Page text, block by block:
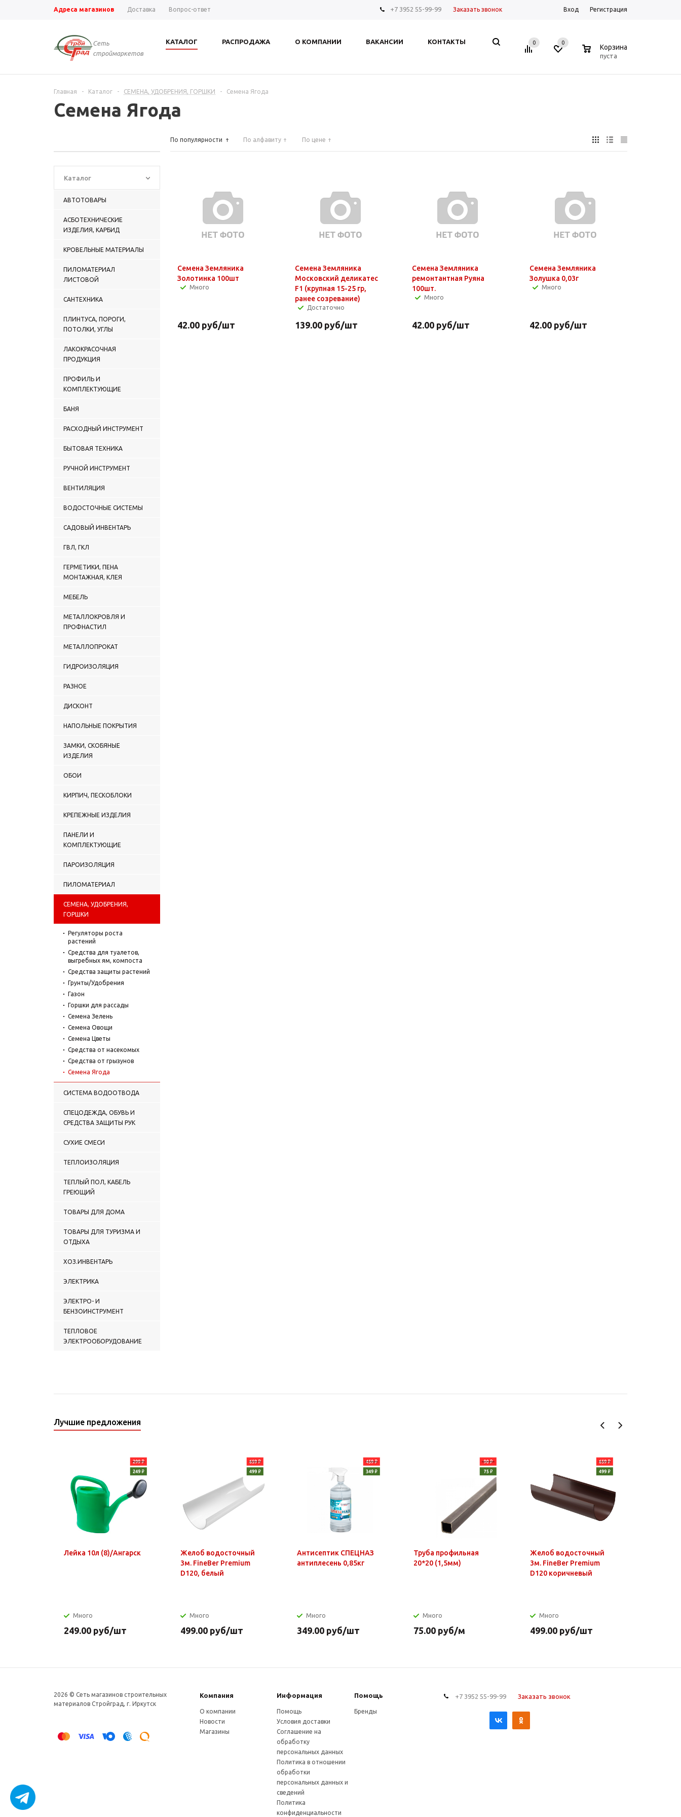
Адреса магазинов Доставка Вопрос-ответ +7 3952 55-99-99 Заказать звонок Вход Регистрация
Сеть
строймаркетов
КАТАЛОГ РАСПРОДАЖА О КОМПАНИИ ВАКАНСИИ КОНТАКТЫ 0 0
Корзина
пуста
Главная - Каталог - СЕМЕНА, УДОБРЕНИЯ, ГОРШКИ - Семена Ягода
Семена Ягода
Каталог
АВТОТОВАРЫ
АСБОТЕХНИЧЕСКИЕ
ИЗДЕЛИЯ, КАРБИД
КРОВЕЛЬНЫЕ МАТЕРИАЛЫ
ПИЛОМАТЕРИАЛ
ЛИСТОВОЙ
САНТЕХНИКА
ПЛИНТУСА, ПОРОГИ,
ПОТОЛКИ, УГЛЫ
ЛАКОКРАСОЧНАЯ
ПРОДУКЦИЯ
ПРОФИЛЬ И
КОМПЛЕКТУЮЩИЕ
БАНЯ
РАСХОДНЫЙ ИНСТРУМЕНТ
БЫТОВАЯ ТЕХНИКА
РУЧНОЙ ИНСТРУМЕНТ
ВЕНТИЛЯЦИЯ
ВОДОСТОЧНЫЕ СИСТЕМЫ
САДОВЫЙ ИНВЕНТАРЬ
ГВЛ, ГКЛ
ГЕРМЕТИКИ, ПЕНА
МОНТАЖНАЯ, КЛЕЯ
МЕБЕЛЬ
МЕТАЛЛОКРОВЛЯ И
ПРОФНАСТИЛ
МЕТАЛЛОПРОКАТ
ГИДРОИЗОЛЯЦИЯ
РАЗНОЕ
ДИСКОНТ
НАПОЛЬНЫЕ ПОКРЫТИЯ
ЗАМКИ, СКОБЯНЫЕ
ИЗДЕЛИЯ
ОБОИ
КИРПИЧ, ПЕСКОБЛОКИ
КРЕПЕЖНЫЕ ИЗДЕЛИЯ
ПАНЕЛИ И
КОМПЛЕКТУЮЩИЕ
ПАРОИЗОЛЯЦИЯ
ПИЛОМАТЕРИАЛ
СЕМЕНА, УДОБРЕНИЯ,
ГОРШКИ
Регуляторы роста
растений
Средства для туалетов,
выгребных ям, компоста
Средства защиты растений
Грунты/Удобрения
Газон
Горшки для рассады
Семена Зелень
Семена Овощи
Семена Цветы
Средства от насекомых
Средства от грызунов
Семена Ягода
СИСТЕМА ВОДООТВОДА
СПЕЦОДЕЖДА, ОБУВЬ И
СРЕДСТВА ЗАЩИТЫ РУК
СУХИЕ СМЕСИ
ТЕПЛОИЗОЛЯЦИЯ
ТЕПЛЫЙ ПОЛ, КАБЕЛЬ
ГРЕЮЩИЙ
ТОВАРЫ ДЛЯ ДОМА
ТОВАРЫ ДЛЯ ТУРИЗМА И
ОТДЫХА
ХОЗ.ИНВЕНТАРЬ
ЭЛЕКТРИКА
ЭЛЕКТРО- И
БЕНЗОИНСТРУМЕНТ
ТЕПЛОВОЕ
ЭЛЕКТРООБОРУДОВАНИЕ
По популярности По алфавиту По цене
Семена Земляника
Золотинка 100шт
Много
42.00 руб/шт
Семена Земляника
Московский деликатес
F1 (крупная 15-25 гр,
ранее созревание)
Достаточно
139.00руб/шт
Семена Земляника
ремонтантная Руяна
100шт.
Много
42.00 руб/шт
Семена Земляника
Золушка 0,03г
Много
42.00руб/шт
Лучшие предложения
Лейка 10л (8)/Ангарск
Много
249.00 руб/шт
Желоб водосточный
3м. FineBer Premium
D120, белый
Много
499.00 руб/шт
Антисептик СПЕЦНАЗ
антиплесень 0,85кг
Много
349.00 руб/шт
Труба профильная
20*20 (1,5мм)
Много
75.00 руб/м
Желоб водосточный
3м. FineBer Premium
D120 коричневый
Много
499.00 руб/шт
2026 © Сеть магазинов строительных
материалов Стройград, г. Иркутск
Компания Информация Помощь
О компании
Новости
Магазины
Помощь
Условия доставки
Соглашение на
обработку
персональных данных
Политика в отношении
обработки
персональных данных и
сведений
Политика
конфиденциальности
Бренды
+7 3952 55-99-99 Заказать звонок